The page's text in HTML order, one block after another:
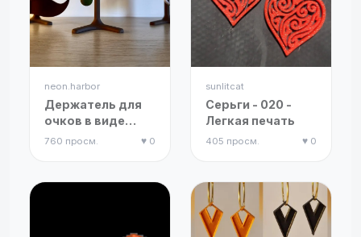
neon.harbor
Держатель для
очков в виде
носа с
760 просм. ♥ 0
sunlitcat
Серьги - 020 -
Легкая печать
405 просм. ♥ 0